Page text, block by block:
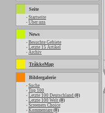
Seite
- Startseite
- Über uns
News
- Besuchte Gebiete
- Letzte 15 Artikel
- Archiv
TråkkeMap
Bildergalerie
- Suche
- Top 100
- Letzte 100 Deutschland (0)
- Letzte 100 Welt (0)
- Screeners Choice
- Kommentare (0)